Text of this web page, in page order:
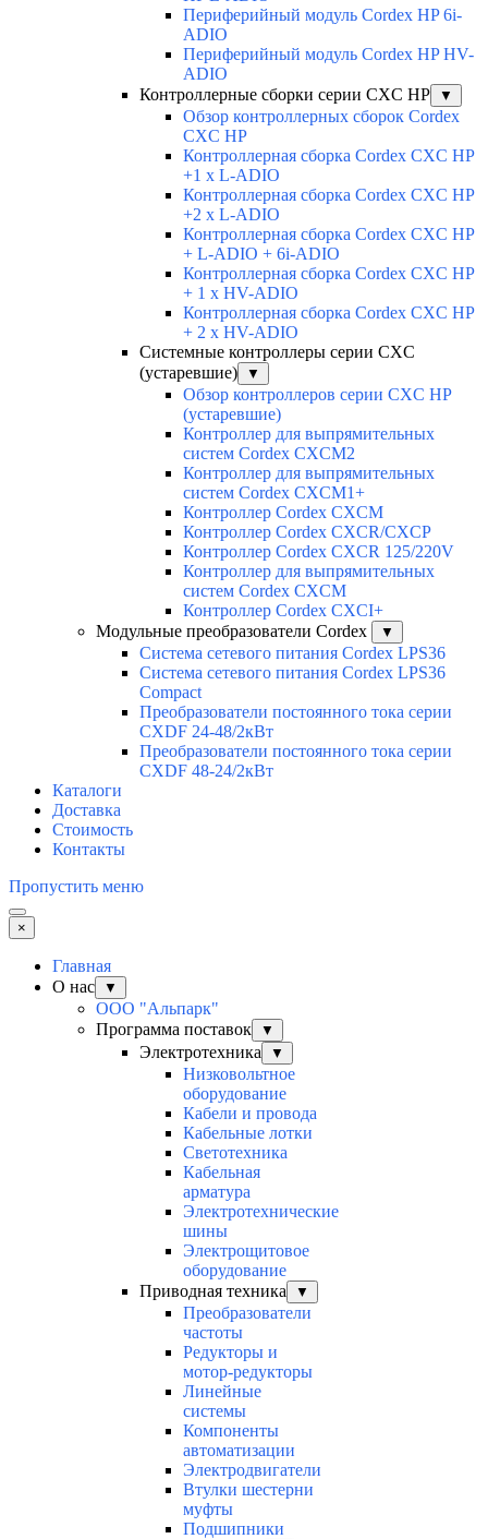
Периферийный модуль Cordex HP 6i-
ADIO
Периферийный модуль Cordex HP HV-
ADIO
Контроллерные сборки серии CXC HP
▼
Обзор контроллерных сборок Cordex
CXC HP
Контроллерная сборка Cordex CXC HP
+1 x L-ADIO
Контроллерная сборка Cordex CXC HP
+2 x L-ADIO
Контроллерная сборка Cordex CXC HP
+ L-ADIO + 6i-ADIO
Контроллерная сборка Cordex CXC HP
+ 1 x HV-ADIO
Контроллерная сборка Cordex CXC HP
+ 2 x HV-ADIO
Системные контроллеры серии CXC
(устаревшие)
▼
Обзор контроллеров серии CXC HP
(устаревшие)
Контроллер для выпрямительных
систем Cordex CXCM2
Контроллер для выпрямительных
систем Cordex CXCM1+
Контроллер Cordex CXCM
Контроллер Cordex CXCR/CXCP
Контроллер Cordex CXCR 125/220V
Контроллер для выпрямительных
систем Cordex CXCM
Контроллер Cordex CXCI+
Модульные преобразователи Cordex
▼
Система сетевого питания Cordex LPS36
Система сетевого питания Cordex LPS36
Compact
Преобразователи постоянного тока серии
CXDF 24-48/2кВт
Преобразователи постоянного тока серии
CXDF 48-24/2кВт
Каталоги
Доставка
Стоимость
Контакты
Пропустить меню
×
Главная
О нас
▼
ООО "Альпарк"
Программа поставок
▼
Электротехника ▼
Низковольтное
оборудование
Кабели и провода
Кабельные лотки
Светотехника
Кабельная
арматура
Электротехнические
шины
Электрощитовое
оборудование
Приводная техника
▼
Преобразователи
частоты
Редукторы и
мотор-редукторы
Линейные
системы
Компоненты
автоматизации
Электродвигатели
Втулки шестерни
муфты
Подшипники